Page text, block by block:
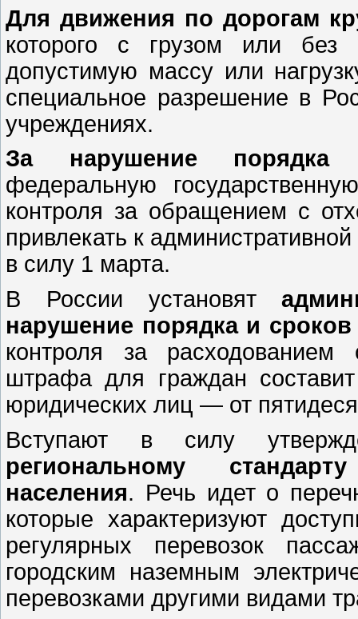
Для движения по дорогам
которого с грузом или без
допустимую массу или
специальное разрешение в
учреждениях.
За нарушение порядка
федеральную
контроля за обращением с
привлекать к
в силу 1 марта.
В России установят
нарушение порядка и
контроля за
штрафа для граждан
юридических лиц — от
Вступают в силу
региональному
населения. Речь идет о
которые характеризуют
регулярных перевозок
городским наземным
перевозками другими видами